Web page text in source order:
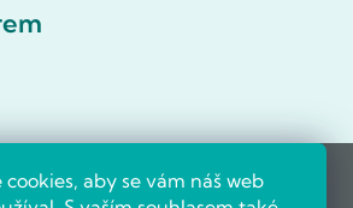
cookies, aby se vám náš web